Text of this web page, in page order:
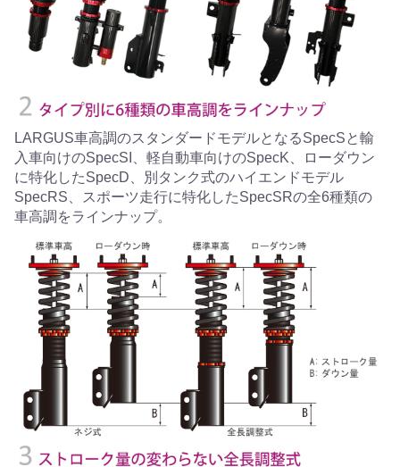
LARGUS車高調のスタンダードモデルとなるSpecSと輸
入車向けのSpecSI、軽自動車向けのSpecK、ローダウン
に特化したSpecD、別タンク式のハイエンドモデル
SpecRS、スポーツ走行に特化したSpecSRの全6種類の
車高調をラインナップ。